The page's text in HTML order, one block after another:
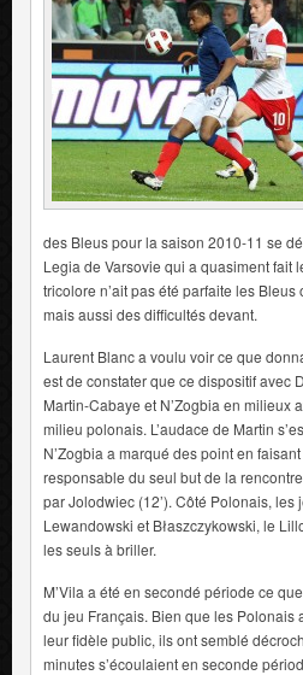
des Bleus pour la saison 2010-11 se
Legia de Varsovie qui a quasiment fait
tricolore n’ait pas été parfaite les
mais aussi des difficultés devant.
Laurent Blanc a voulu voir ce que
est de constater que ce dispositif avec
Martin-Cabaye et N’Zogbia en milieux
milieu polonais. L’audace de Martin
N’Zogbia a marqué des point en
responsable du seul but de la
par Jolodwiec (12’). Côté Polonais,
Lewandowski et Błaszczykowski, le
les seuls à briller.
M’Vila a été en secondé période ce
du jeu Français. Bien que les Polonais
leur fidèle public, ils ont semblé
minutes s’écoulaient en seconde